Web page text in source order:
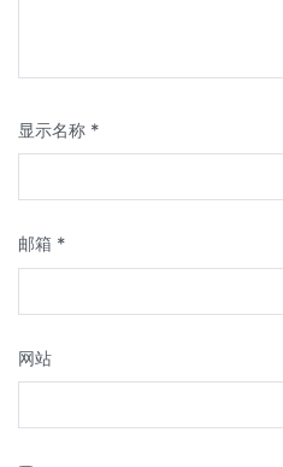
显示名称 *
邮箱 *
网站